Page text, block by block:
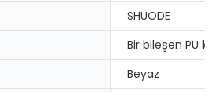
SHUODE
Bir bileşen PU
Beyaz